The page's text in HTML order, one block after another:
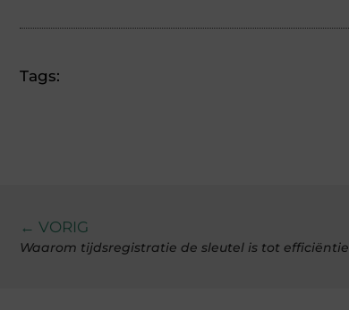
Tags:
← VORIG
Waarom tijdsregistratie de sleutel is tot efficiëntie